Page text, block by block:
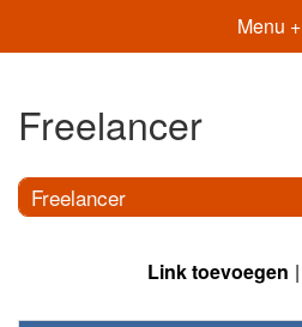
Menu +
Freelancer
Freelancer
Link toevoegen